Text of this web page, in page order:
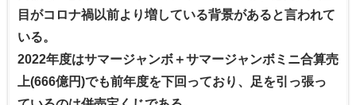
目がコロナ禍以前より増している背景があると言われて
いる。
2022年度はサマージャンボ＋サマージャンボミニ合算売
上(666億円)でも前年度を下回っており、足を引っ張っ